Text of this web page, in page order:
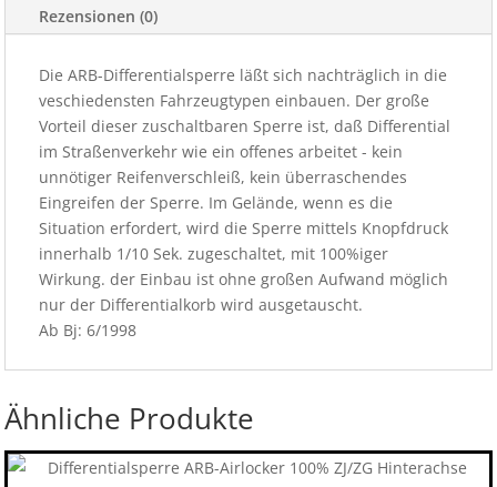
Rezensionen (0)
Die ARB-Differentialsperre läßt sich nachträglich in die
veschiedensten Fahrzeugtypen einbauen. Der große
Vorteil dieser zuschaltbaren Sperre ist, daß Differential
im Straßenverkehr wie ein offenes arbeitet - kein
unnötiger Reifenverschleiß, kein überraschendes
Eingreifen der Sperre. Im Gelände, wenn es die
Situation erfordert, wird die Sperre mittels Knopfdruck
innerhalb 1/10 Sek. zugeschaltet, mit 100%iger
Wirkung. der Einbau ist ohne großen Aufwand möglich
nur der Differentialkorb wird ausgetauscht.
Ab Bj: 6/1998
Ähnliche Produkte